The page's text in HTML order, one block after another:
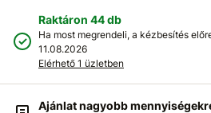
Raktáron 44 db
Ha most megrendeli, a kézbesítés
11.08.2026
Elérhető 1 üzletben
Ajánlat nagyobb